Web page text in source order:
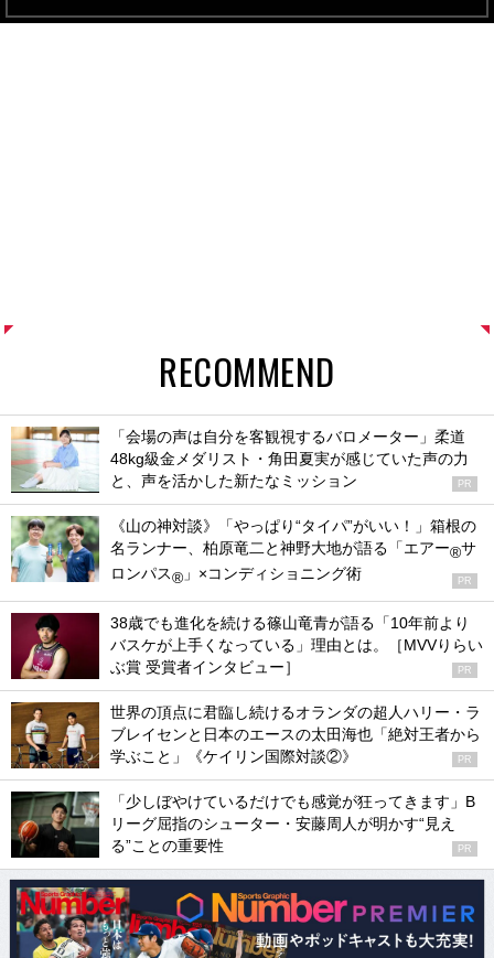
RECOMMEND
「会場の声は自分を客観視するバロメーター」柔道
48kg級金メダリスト・角田夏実が感じていた声の力
と、声を活かした新たなミッション
PR
《山の神対談》「やっぱり“タイパ”がいい！」箱根の
名ランナー、柏原竜二と神野大地が語る「エアー®サ
ロンパス® 」×コンディショニング術 PR
38歳でも進化を続ける篠山竜青が語る「10年前より
バスケが上手くなっている」理由とは。［MVVりらい
ぶ賞 受賞者インタビュー］
PR
世界の頂点に君臨し続けるオランダの超人ハリー・ラ
ブレイセンと日本のエースの太田海也「絶対王者から
学ぶこと」《ケイリン国際対談②》
PR
「少しぼやけているだけでも感覚が狂ってきます」B
リーグ屈指のシューター・安藤周人が明かす“見え
る”ことの重要性
PR